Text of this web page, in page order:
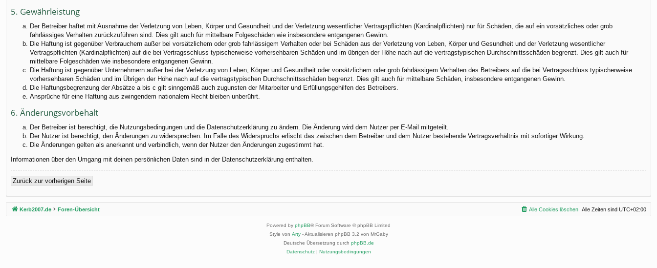
5. Gewährleistung
Der Betreiber haftet mit Ausnahme der Verletzung von Leben, Körper und Gesundheit und der Verletzung wesentlicher Vertragspflichten (Kardinalpflichten) nur für Schäden, die auf ein vorsätzliches oder grob
fahrlässiges Verhalten zurückzuführen sind. Dies gilt auch für mittelbare Folgeschäden wie insbesondere entgangenen Gewinn.
Die Haftung ist gegenüber Verbrauchern außer bei vorsätzlichem oder grob fahrlässigem Verhalten oder bei Schäden aus der Verletzung von Leben, Körper und Gesundheit und der Verletzung wesentlicher
Vertragspflichten (Kardinalpflichten) auf die bei Vertragsschluss typischerweise vorhersehbaren Schäden und im übrigen der Höhe nach auf die vertragstypischen Durchschnittsschäden begrenzt. Dies gilt auch für
mittelbare Folgeschäden wie insbesondere entgangenen Gewinn.
Die Haftung ist gegenüber Unternehmern außer bei der Verletzung von Leben, Körper und Gesundheit oder vorsätzlichem oder grob fahrlässigem Verhalten des Betreibers auf die bei Vertragsschluss typischerweise
vorhersehbaren Schäden und im Übrigen der Höhe nach auf die vertragstypischen Durchschnittsschäden begrenzt. Dies gilt auch für mittelbare Schäden, insbesondere entgangenen Gewinn.
Die Haftungsbegrenzung der Absätze a bis c gilt sinngemäß auch zugunsten der Mitarbeiter und Erfüllungsgehilfen des Betreibers.
Ansprüche für eine Haftung aus zwingendem nationalem Recht bleiben unberührt.
6. Änderungsvorbehalt
Der Betreiber ist berechtigt, die Nutzungsbedingungen und die Datenschutzerklärung zu ändern. Die Änderung wird dem Nutzer per E-Mail mitgeteilt.
Der Nutzer ist berechtigt, den Änderungen zu widersprechen. Im Falle des Widerspruchs erlischt das zwischen dem Betreiber und dem Nutzer bestehende Vertragsverhältnis mit sofortiger Wirkung.
Die Änderungen gelten als anerkannt und verbindlich, wenn der Nutzer den Änderungen zugestimmt hat.
Informationen über den Umgang mit deinen persönlichen Daten sind in der Datenschutzerklärung enthalten.
Zurück zur vorherigen Seite
Kerb2007.de Foren-Übersicht Alle Zeiten sind UTC+02:00
Alle Cookies löschen
Powered by phpBB® Forum Software © phpBB Limited
Style von Arty- Aktualisieren phpBB 3.2 von MrGaby
Deutsche Übersetzung durch phpBB.de
Datenschutz| Nutzungsbedingungen